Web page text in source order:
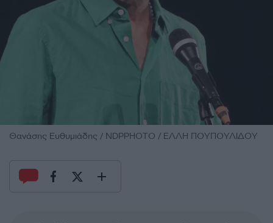
Θανάσης Ευθυμιάδης / NDPPHOTO / ΕΛΛΗ ΠΟΥΠΟΥΛΙΔΟΥ